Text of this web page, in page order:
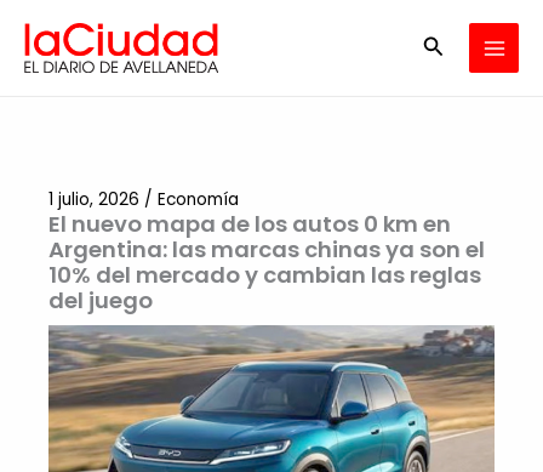
contenido
Buscar
El nuevo mapa de los autos 0 km en
Argentina: las marcas chinas ya son el
10% del mercado y cambian las reglas
del juego
1 julio, 2026 / Economía